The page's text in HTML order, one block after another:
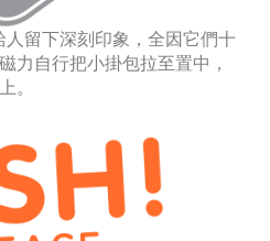
留下深刻印象，全因它們十
力自行把小掛包拉至置中，
。